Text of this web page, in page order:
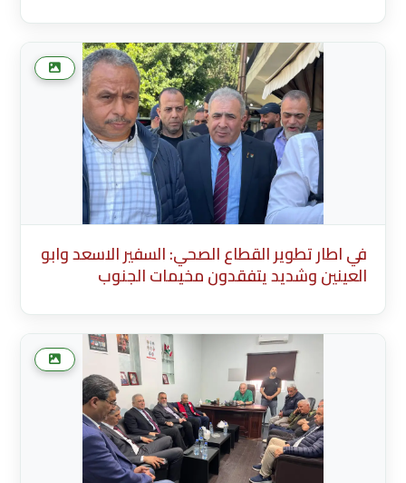
(English) * Description Existing Media
Attachments في اطار تطوير القطاع الصحي:
السفير الاسعد وابو العينين وشديد يتفقدون
في اطار تطوير القطاع الصحي: السفير الاسعد وابو
العينين وشديد يتفقدون مخيمات الجنوب
(English) * Description Existing Media
Attachments في اطار تطوير القطاع الصحي:
السفير الاسعد وابو العينين وشديد يتفقدون